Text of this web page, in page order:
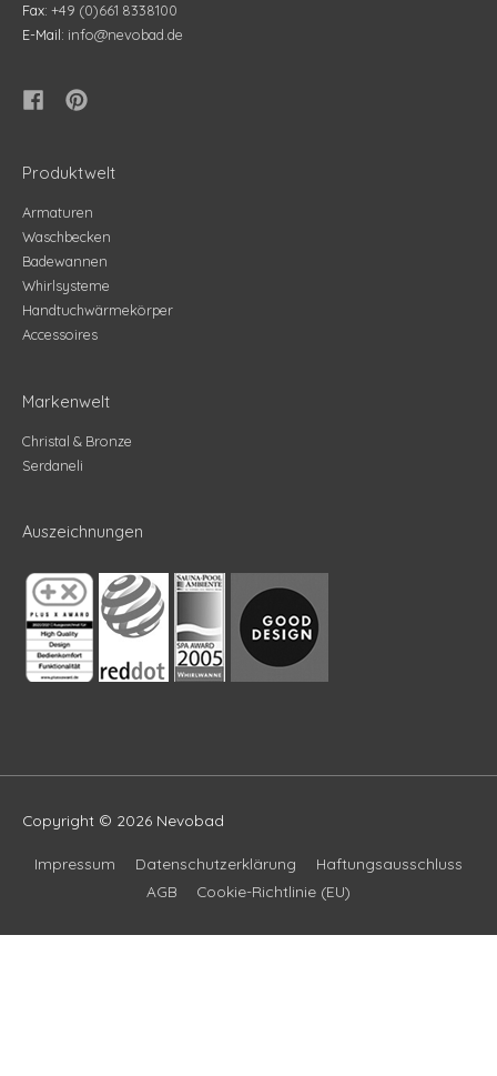
Fax: +49 (0)661 8338100
E-Mail: info@nevobad.de
Produktwelt
Armaturen
Waschbecken
Badewannen
Whirlsysteme
Handtuchwärmekörper
Accessoires
Markenwelt
Christal & Bronze
Serdaneli
Auszeichnungen
Copyright © 2026 Nevobad
Impressum Datenschutzerklärung
Haftungsausschluss
AGB
Cookie-Richtlinie (EU)